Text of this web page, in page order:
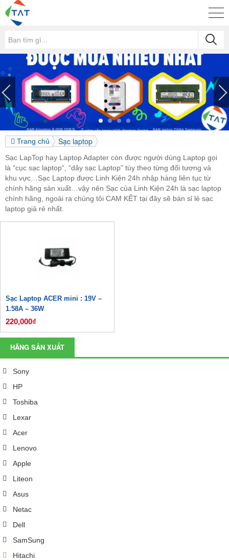
Trang chủ Sạc laptop
Sạc LapTop hay Laptop Adapter còn được người dùng Laptop gọi
là “cục sạc laptop“, “dây sạc Laptop” tùy theo từng đối tượng và
khu vực…Sạc Laptop được Linh Kiện 24h nhập hàng liên tục từ
chính hãng sản xuất…vậy nên Sạc của Linh Kiện 24h là sạc laptop
chính hãng, ngoài ra chúng tôi CAM KẾT tại đây sẽ bán sỉ lẻ sạc
laptop giá rẻ nhất.
Sạc Laptop ACER mini : 19V –
1.58A – 36W
220,000₫
HÃNG SẢN XUẤT
Sony
HP
Toshiba
Lexar
Acer
Lenovo
Apple
Liteon
Asus
Netac
Dell
SamSung
Hitachi